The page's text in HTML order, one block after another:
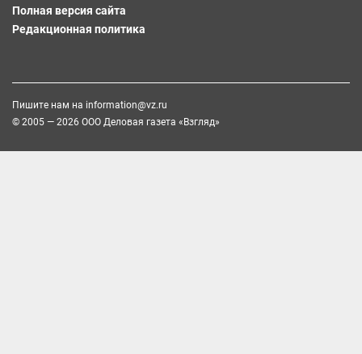
Полная версия сайта
Редакционная политика
Пишите нам на information@vz.ru
© 2005 — 2026 ООО Деловая газета «Взгляд»